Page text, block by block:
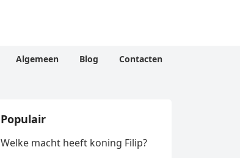
Algemeen Blog Contacten
Populair
Welke macht heeft koning Filip?